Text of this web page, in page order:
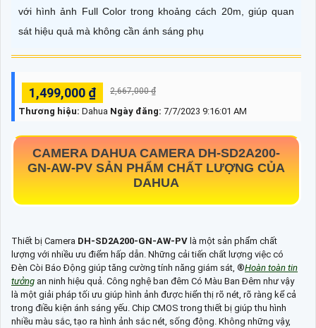
với hình ảnh Full Color trong khoảng cách 20m, giúp quan
sát hiệu quả mà không cần ánh sáng phụ
1,499,000 ₫ 2,667,000 ₫
Thương hiệu: Dahua Ngày đăng: 7/7/2023 9:16:01 AM
CAMERA DAHUA CAMERA DH-SD2A200-
GN-AW-PV SẢN PHẨM CHẤT LƯỢNG CỦA
DAHUA
Thiết bị Camera DH-SD2A200-GN-AW-PV là một sản phẩm chất
lượng với nhiều ưu điểm hấp dẫn. Những cải tiến chất lượng việc có
Đèn Còi Báo Động giúp tăng cường tính năng giám sát, ®️Hoàn toàn tin
tưởng an ninh hiệu quả. Công nghệ ban đêm Có Màu Ban Đêm như vậy
là một giải pháp tối ưu giúp hình ảnh được hiển thị rõ nét, rõ ràng kể cả
trong điều kiện ánh sáng yếu. Chip CMOS trong thiết bị giúp thu hình
nhiều màu sắc, tạo ra hình ảnh sắc nét, sống động. Không những vậy,